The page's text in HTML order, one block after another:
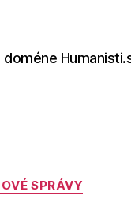
doméne
Kategórie
SPRÁVY